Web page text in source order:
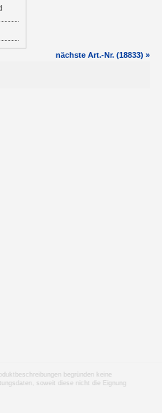
nächste Art.-Nr. (18833) »
begründen keine
soweit diese nicht die Eignung